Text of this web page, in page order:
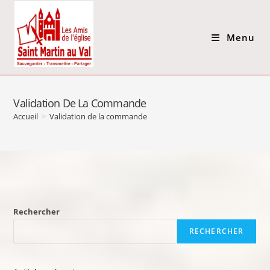
Menu
Validation De La Commande
Accueil > Validation de la commande
Rechercher
RECHERCHER